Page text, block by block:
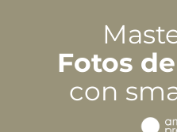
Fotos
con